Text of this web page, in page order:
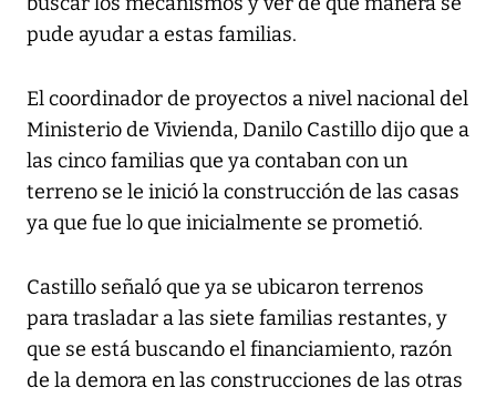
pude ayudar a estas familias.
El coordinador de proyectos a nivel nacional del
Ministerio de Vivienda, Danilo Castillo dijo que a
las cinco familias que ya contaban con un
terreno se le inició la construcción de las casas
ya que fue lo que inicialmente se prometió.
Castillo señaló que ya se ubicaron terrenos
para trasladar a las siete familias restantes, y
que se está buscando el financiamiento, razón
de la demora en las construcciones de las otras